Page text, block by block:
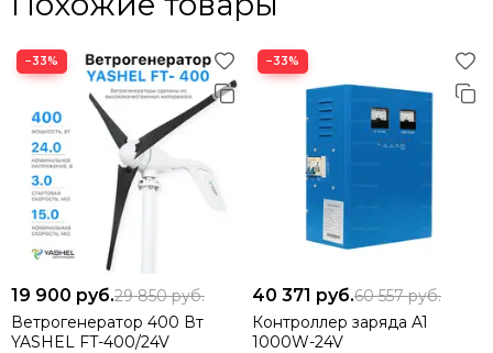
−33%
19 900 руб.29 850руб.
Ветрогенератор 400 Вт
YASHEL FT-400/24V
−33%
40 371 руб.60 557руб.
Контроллер заряда A1
1000W-24V